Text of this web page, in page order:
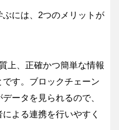
には、2つのメリットが
上、正確かつ簡単な情報
す。ブロックチェーン
ータを見られるので、
よる連携を行いやすく